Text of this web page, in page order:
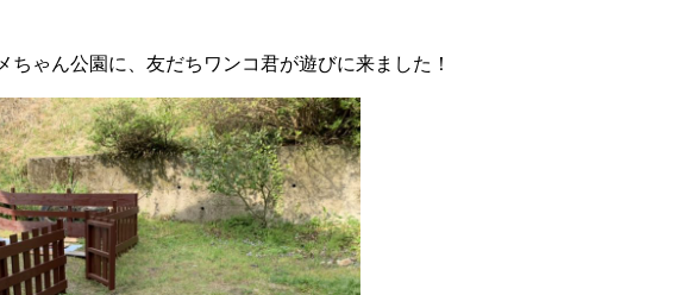
ちゃん公園に、友だちワンコ君が遊びに来ました！